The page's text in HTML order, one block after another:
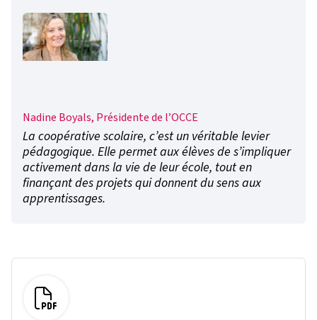
Nadine Boyals, Présidente de l’OCCE
La coopérative scolaire, c’est un véritable levier
pédagogique. Elle permet aux élèves de s’impliquer
activement dans la vie de leur école, tout en
finançant des projets qui donnent du sens aux
apprentissages.